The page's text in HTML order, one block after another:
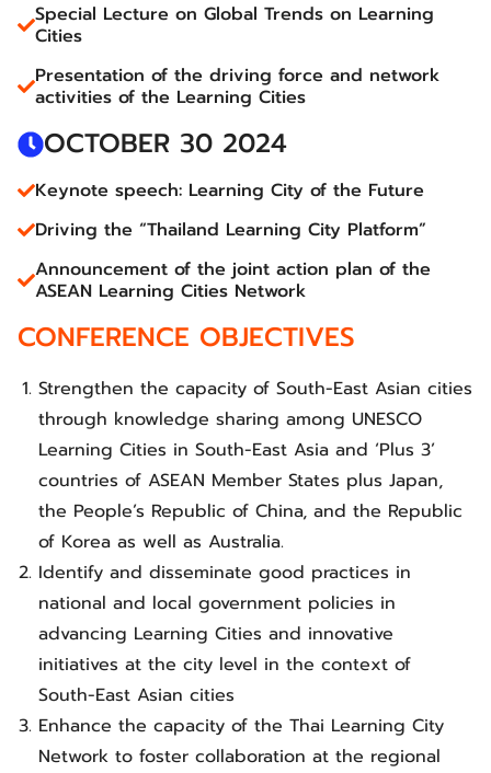
Special Lecture on Global Trends on Learning
Cities
Presentation of the driving force and network
activities of the Learning Cities
OCTOBER 30 2024
Keynote speech: Learning City of the Future
Driving the “Thailand Learning City Platform”
Announcement of the joint action plan of the
ASEAN Learning Cities Network
CONFERENCE OBJECTIVES
Strengthen the capacity of South-East Asian cities
through knowledge sharing among UNESCO
Learning Cities in South-East Asia and ‘Plus 3’
countries of ASEAN Member States plus Japan,
the People’s Republic of China, and the Republic
of Korea as well as Australia.
Identify and disseminate good practices in
national and local government policies in
advancing Learning Cities and innovative
initiatives at the city level in the context of
South-East Asian cities
Enhance the capacity of the Thai Learning City
Network to foster collaboration at the regional